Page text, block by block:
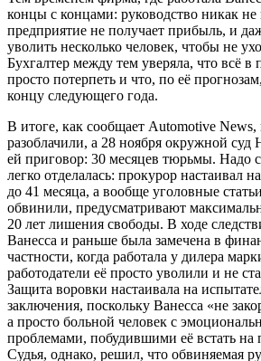
концы с концами: руководство никак
предприятие не получает прибыль, и
уволить несколько человек, чтобы не
Бухгалтер между тем уверяла, что всё в
просто потерпеть и что, по её
концу следующего года.
В итоге, как сообщает Automotive
разоблачили, а 28 ноября окружной
ей приговор: 30 месяцев тюрьмы. Надо
легко отделалась: прокурор настаивал
до 41 месяца, а вообще уголовные
обвинили, предусматривают
20 лет лишения свободы. В ходе
Ванесса и раньше была замечена в
частности, когда работала у дилера
работодатели её просто уволили и не
Защита воровки настаивала на
заключения, поскольку Ванесса «не
а просто больной человек с
проблемами, побудившими её встать на
Судья, однако, решил, что обвиняемая